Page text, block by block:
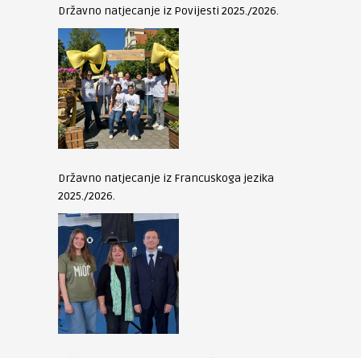
Državno natjecanje iz Povijesti 2025./2026.
Državno natjecanje iz Francuskoga jezika
2025./2026.